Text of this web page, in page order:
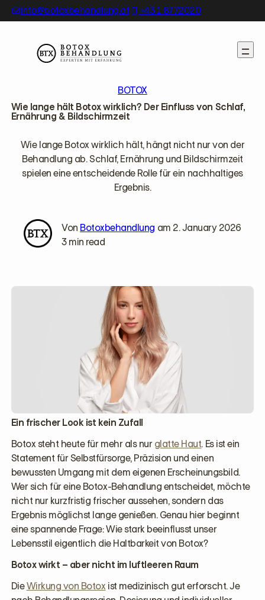
Skip
to
info@botoxbehandlung.at +43 1 8772020
BOTOX
Wie lange hält Botox wirklich? Der Einfluss von Schlaf,
Ernährung & Bildschirmzeit
Wie lange Botox wirklich hält, hängt nicht nur von der
Behandlung ab. Schlaf, Ernährung und Bildschirmzeit
spielen eine entscheidende Rolle für ein nachhaltiges
Ergebnis.
Von Botoxbehandlung am 2. January 2026
3 min read
Ein frischer Look ist kein Zufall
Botox steht heute für mehr als nurglatte Haut. Es ist ein
Statement für Selbstfürsorge, Präzision und einen
bewussten Umgang mit dem eigenen Erscheinungsbild.
Wer sich für eine Botox-Behandlung entscheidet, möchte
nicht nur kurzfristig frischer aussehen, sondern das
Ergebnis möglichst lange genießen. Genau hier beginnt
eine spannende Frage: Wie stark beeinflusst unser
Lebensstil eigentlich die Haltbarkeit von Botox?
Botox wirkt – aber nicht im luftleeren Raum
DieWirkung von Botoxist medizinisch gut erforscht. Je